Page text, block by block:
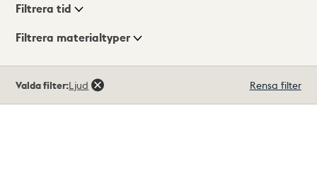
Visningsläge
Filtrera tid
Filtrera materialtyper
träffar
Valda filter:Ljud Rensa filter